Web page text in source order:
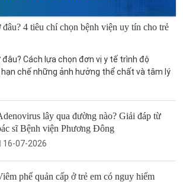
4 tiêu chí chọn bệnh viện uy tín cho trẻ
Cách lựa chọn đơn vị y tế trình độ
chế những ảnh hưởng thể chất và tâm lý
lây qua đường nào? Giải đáp từ
sĩ Bệnh viện Phương Đông
16-07-2026
phế quản cấp ở trẻ em có nguy hiểm